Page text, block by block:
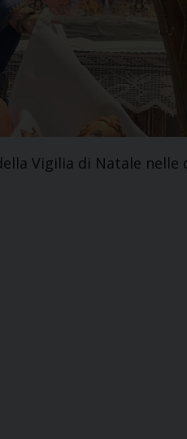
Vigilia di Natale